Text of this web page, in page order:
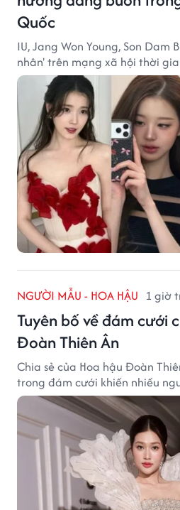
Quốc
IU, Jang Won Young, Son Dam
nhân' trên mạng xã hội thời
NGƯỜI MẪU - HOA HẬU 1 giờ
Tuyên bố về đám cưới
Đoàn Thiên Ân
Chia sẻ của Hoa hậu Đoàn
trong đám cưới khiến nhiều